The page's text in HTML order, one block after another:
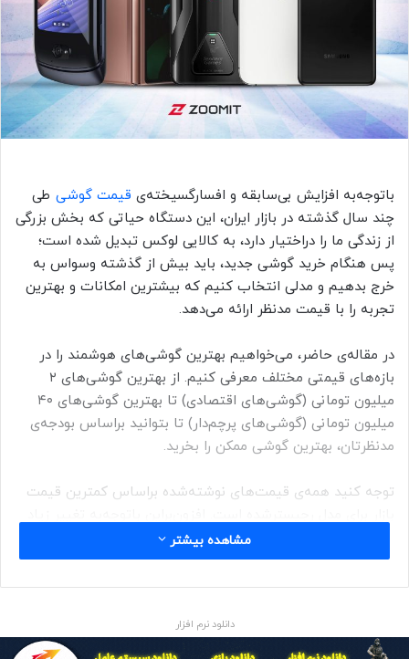
با‌‌توجه‌‌به افزایش بی‌سابقه و افسارگسیخته‌ی قیمت گوشی‌ طی
چند سال گذشته در بازار ایران، این دستگاه حیاتی که بخش بزرگی
از زندگی ما را دراختیار دارد، به کالایی لوکس تبدیل شده است؛
پس هنگام خرید گوشی جدید، باید بیش از گذشته وسواس به
خرج بدهیم و مدلی انتخاب کنیم که بیشترین امکانات و بهترین
تجربه را با قیمت مدنظر ارائه می‌دهد.
در مقاله‌ی حاضر، می‌خواهیم بهترین گوشی‌های هوشمند را در
بازه‌های قیمتی مختلف معرفی کنیم. از بهترین گوشی‌های ۲
میلیون تومانی (گوشی‌های اقتصادی) تا بهترین گوشی‌های ۴۰
میلیون تومانی (گوشی‌های پرچم‌دار) تا بتوانید بر‌‌‌اساس بودجه‌ی
مدنظرتان، بهترین گوشی ممکن را بخرید.
توجه کنید همه‌ی قیمت‌های نوشته‌شده براساس کمترین قیمت
قیمت در بازار گوشی‌ موبایل، مقاله‌ی پیش‌رو ابتدای هر ماه و طبق
قیمت روز به‌روز می‌شود.
بهترین گوشی تا ۲ میلیون تومان
مشاهده بیشتر
دانلود نرم افزار